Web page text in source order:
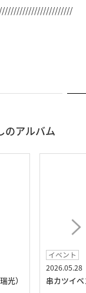
のアルバム
光）
イベント
2026.05.28
串カツイ